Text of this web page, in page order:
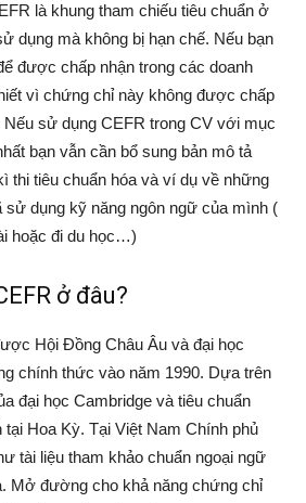
là khung tham chiếu tiêu chuẩn ở
dụng mà không bị hạn chế. Nếu bạn
được chấp nhận trong các doanh
vì chứng chỉ này không được chấp
Nếu sử dụng CEFR trong CV với mục
bạn vẫn cần bổ sung bản mô tả
thi tiêu chuẩn hóa và ví dụ về những
dụng kỹ năng ngôn ngữ của mình (
hoặc đi du học…)
ở đâu?
Hội Đồng Châu Âu và đại học
chính thức vào năm 1990. Dựa trên
đại học Cambridge và tiêu chuẩn
tại Hoa Kỳ. Tại Việt Nam Chính phủ
tài liệu tham khảo chuẩn ngoại ngữ
Mở đường cho khả năng chứng chỉ